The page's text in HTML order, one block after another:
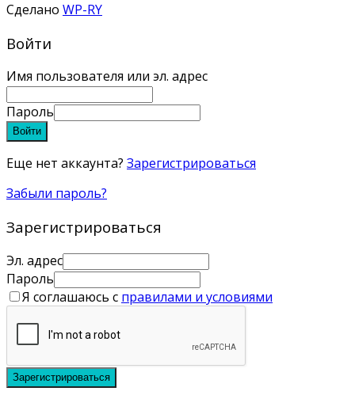
Сделано WP-RY
Войти
Имя пользователя или эл. адрес
Пароль
Войти
Еще нет аккаунта? Зарегистрироваться
Забыли пароль?
Зарегистрироваться
Эл. адрес
Пароль
Я соглашаюсь с правилами и условиями
Зарегистрироваться